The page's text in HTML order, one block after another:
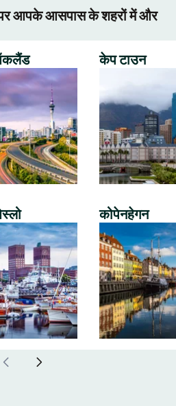
आपके आसपास के शहरों में और
केप टाउन
कोपेनहेगन